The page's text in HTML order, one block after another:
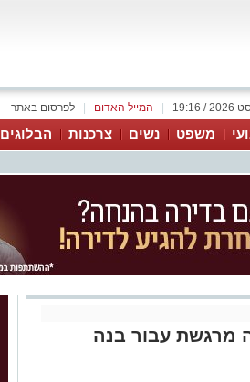
לפרסום באתר המייל האדום
משפט נשים צרכנות הבלוגים
מרגשת עבור בנה